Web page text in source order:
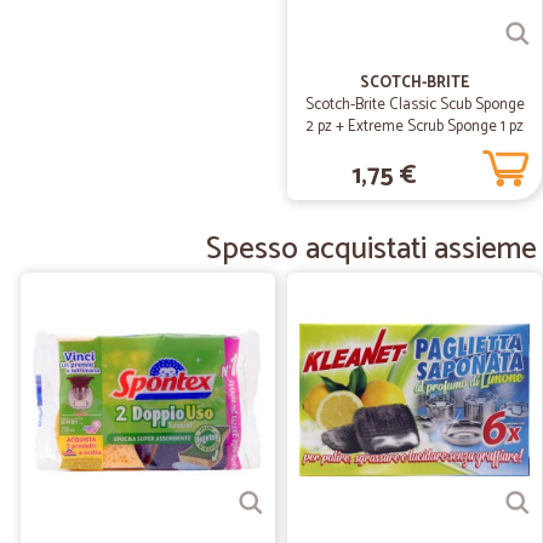
SCOTCH-BRITE
Scotch-Brite Classic Scub Sponge
2 pz + Extreme Scrub Sponge 1 pz
1,75 €
Spesso acquistati